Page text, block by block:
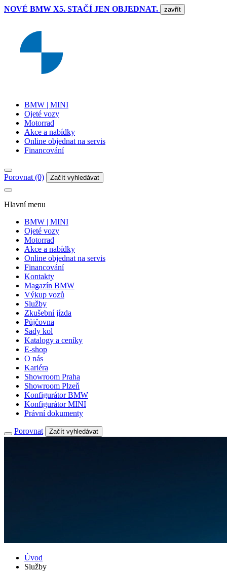
NOVÉ BMW X5. STAČÍ JEN OBJEDNAT. zavřít
BMW | MINI
Ojeté vozy
Motorrad
Akce a nabídky
Online objednat na servis
Financování
Porovnat (0) Začít vyhledávat
Hlavní menu
BMW | MINI
Ojeté vozy
Motorrad
Akce a nabídky
Online objednat na servis
Financování
Kontakty
Magazín BMW
Výkup vozů
Služby
Zkušební jízda
Půjčovna
Sady kol
Katalogy a ceníky
E-shop
O nás
Kariéra
Showroom Praha
Showroom Plzeň
Konfigurátor BMW
Konfigurátor MINI
Právní dokumenty
Porovnat Začít vyhledávat
Úvod
Služby